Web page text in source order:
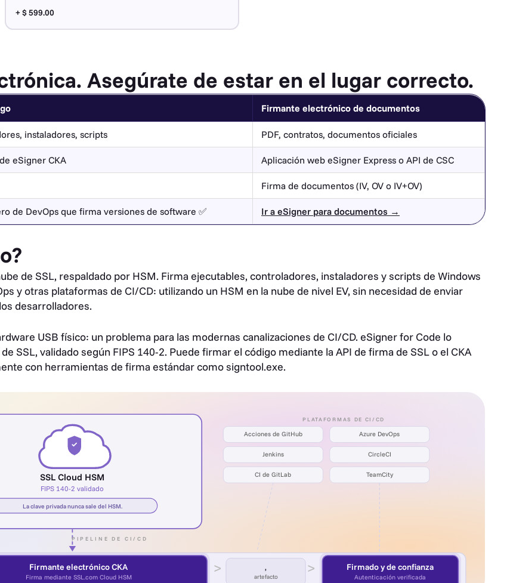
+ $ 599.00
Asegúrate de estar en el lugar correcto.
Firmante electrónico de documentos
instaladores, scripts PDF, contratos, documentos oficiales
eSigner CKA Aplicación web eSigner Express o API de CSC
Firma de documentos (IV, OV o IV+OV)
de DevOps que firma versiones de software ✅ Ir a eSigner para documentos →
de SSL, respaldado por HSM. Firma ejecutables, controladores, instaladores y scripts de Windows
y otras plataformas de CI/CD: utilizando un HSM en la nube de nivel EV, sin necesidad de enviar
desarrolladores.
USB físico: un problema para las modernas canalizaciones de CI/CD. eSigner for Code lo
SSL, validado según FIPS 140-2. Puede firmar el código mediante la API de firma de SSL o el CKA
con herramientas de firma estándar como signtool.exe.
✓
SSL Cloud HSM
FIPS 140-2 validado
La clave privada nunca sale del HSM.
PLATAFORMAS DE CI/CD
Acciones de GitHub
Jenkins
CI de GitLab
Azure DevOps
CircleCI
TeamCity
PIPELINE DE CI/CD
Firmante electrónico CKA
Firma mediante SSL.com Cloud HSM
> ,
artefacto > Firmado y de confianza
Autenticación verificada